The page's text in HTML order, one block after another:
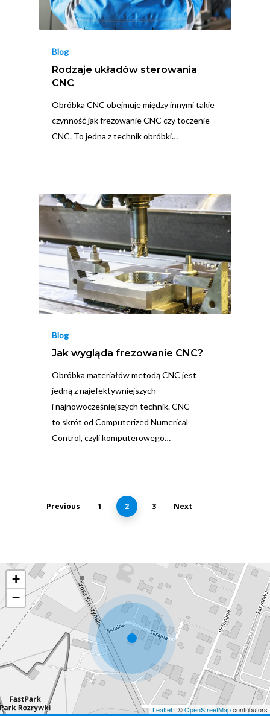
Blog
Rodzaje układów sterowania
CNC
Obróbka CNC obejmuje między innymi takie
czynność jak frezowanie CNC czy toczenie
CNC. To jedna z technik obróbki…
Blog
Jak wygląda frezowanie CNC?
Obróbka materiałów metodą CNC jest
jedną z najefektywniejszych
i najnowocześniejszych technik. CNC
to skrót od Computerized Numerical
Control, czyli komputerowego…
Previous 1 2 3 Next
+
−
Leaflet | ©OpenStreetMapcontributors